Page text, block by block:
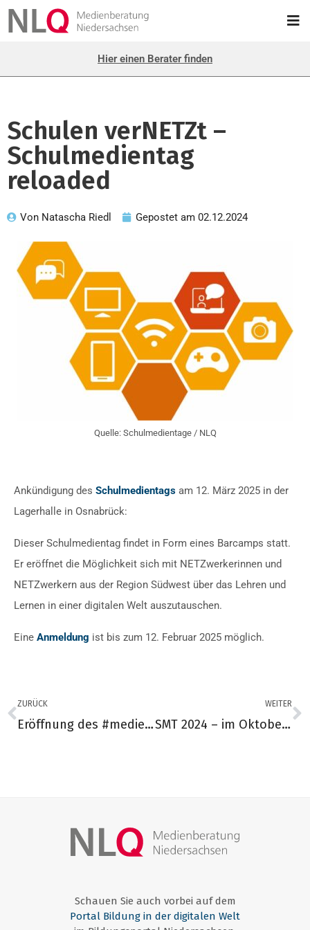
Hier einen Berater finden
Schulen verNETZt –
Schulmedientag
reloaded
Von Natascha Riedl Gepostet am 02.12.2024
Quelle: Schulmedientage / NLQ
Ankündigung des Schulmedientags am 12. März 2025 in der
Lagerhalle in Osnabrück:
Dieser Schulmedientag findet in Form eines Barcamps statt.
Er eröffnet die Möglichkeit sich mit NETZwerkerinnen und
NETZwerkern aus der Region Südwest über das Lehren und
Lernen in einer digitalen Welt auszutauschen.
Eine Anmeldung ist bis zum 12. Februar 2025 möglich.
ZURÜCK
Eröffnung des #medienlabor im Landkreis Cuxhaven
WEITER
SMT 2024 – im Oktober und November
Schauen Sie auch vorbei auf dem
Portal Bildung in der digitalen Welt